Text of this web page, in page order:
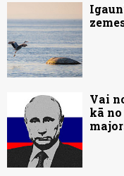
Vai
kā